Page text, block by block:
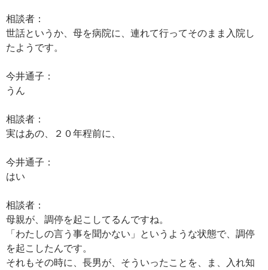
相談者：
世話というか、母を病院に、連れて行ってそのまま入院し
たようです。
今井通子：
うん
相談者：
実はあの、２０年程前に、
今井通子：
はい
相談者：
母親が、調停を起こしてるんですね。
「わたしの言う事を聞かない」というような状態で、調停
を起こしたんです。
それもその時に、長男が、そういったことを、ま、入れ知